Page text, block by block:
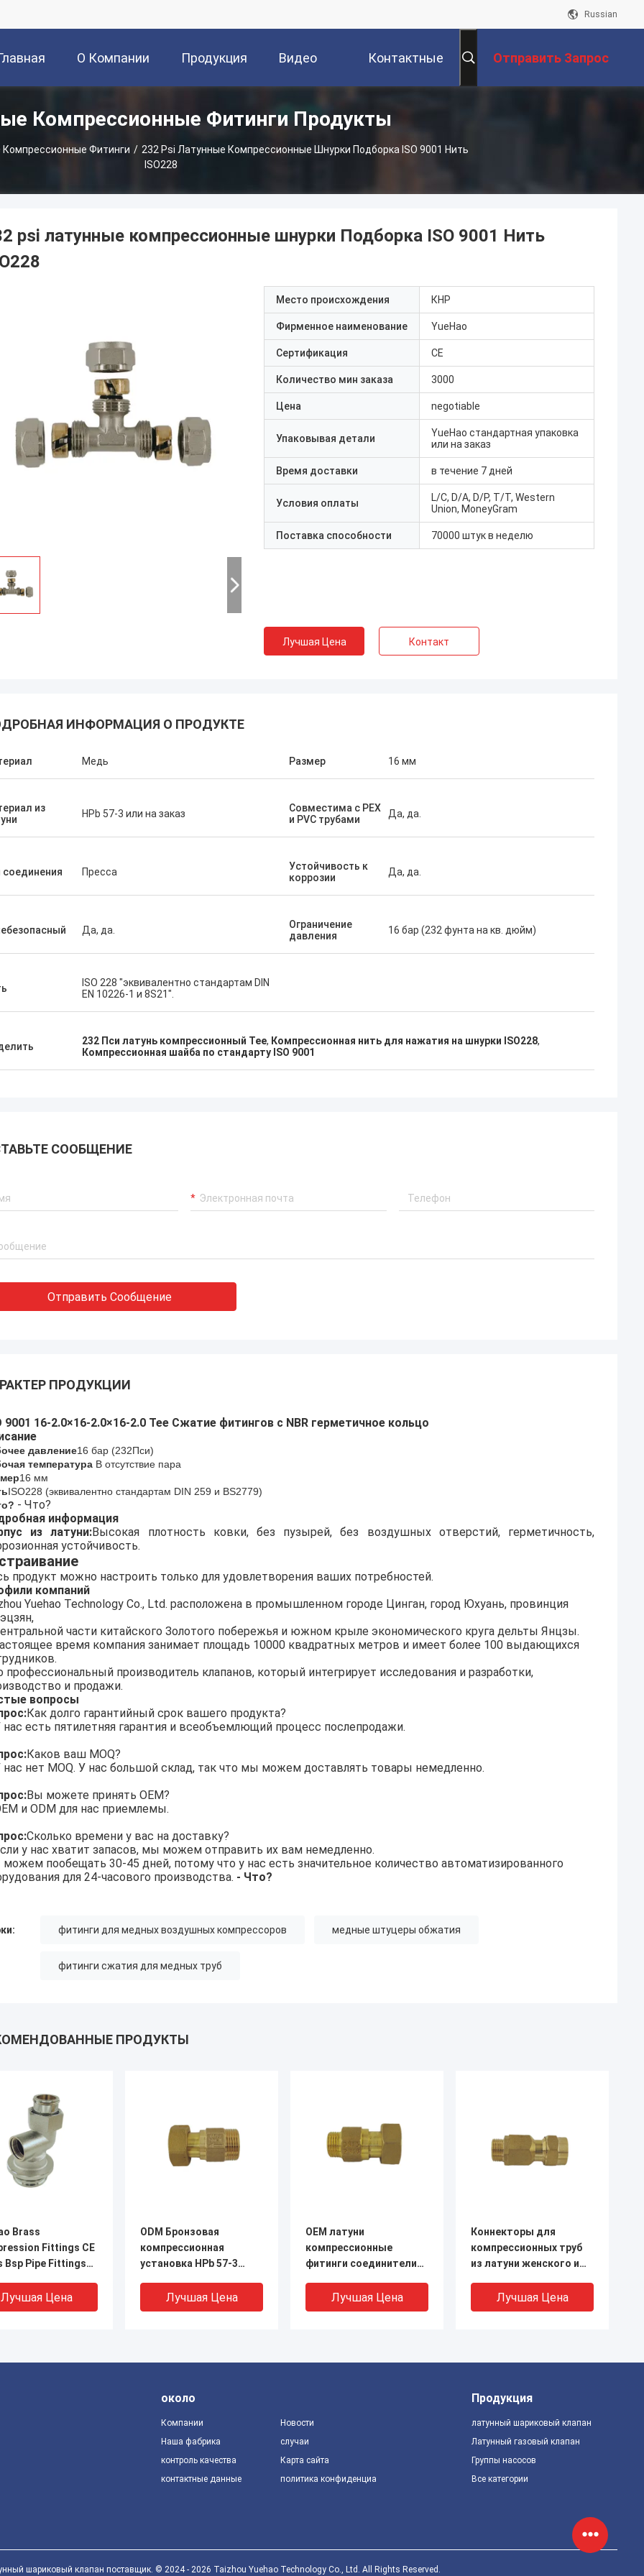
Russian
О Компании Продукция Видео Контактные Отправить Запрос
Компрессионные Фитинги Продукты
Компрессионные Фитинги / 232 Psi Латунные Компрессионные Шнурки Подборка ISO 9001 Нить
ISO228
psi латунные компрессионные шнурки Подборка ISO 9001 Нить
Место происхождения КНР
Фирменное наименование YueHao
Сертификация CE
Количество мин заказа 3000
Цена negotiable
Упаковывая детали
YueHao стандартная упаковка
или на заказ
Время доставки в течение 7 дней
Условия оплаты
L/C, D/A, D/P, T/T, Western
Union, MoneyGram
Поставка способности 70000 штук в неделю
Лучшая Цена Контакт
ИНФОРМАЦИЯ О ПРОДУКТЕ
Медь Размер 16 мм
из
HPb 57-3 или на заказ
Совместима с PEX
и PVC трубами
Да, да.
соединения Пресса
Устойчивость к
коррозии
Да, да.
Да, да.
Ограничение
давления
16 бар (232 фунта на кв. дюйм)
ISO 228 "эквивалентно стандартам DIN
EN 10226-1 и 8S21".
232 Пси латунь компрессионный Tee, Компрессионная нить для нажатия на шнурки ISO228,
Компрессионная шайба по стандарту ISO 9001
СООБЩЕНИЕ
Отправить Сообщение
ПРОДУКЦИИ
9001 16-2.0×16-2.0×16-2.0 Tee Сжатие фитингов с NBR герметичное кольцо
давление16 бар (232Пси)
температура В отсутствие пара
16 мм
ISO228 (эквивалентно стандартам DIN 259 и BS2779)
- Что?
информация
из латуни:Высокая плотность ковки, без пузырей, без воздушных отверстий, герметичность,
устойчивость.
продукт можно настроить только для удовлетворения ваших потребностей.
компаний
Yuehao Technology Co., Ltd. расположена в промышленном городе Цинган, город Юхуань, провинция
части китайского Золотого побережья и южном крыле экономического круга дельты Янцзы.
время компания занимает площадь 10000 квадратных метров и имеет более 100 выдающихся
профессиональный производитель клапанов, который интегрирует исследования и разработки,
и продажи.
вопросы
Как долго гарантийный срок вашего продукта?
нас есть пятилетняя гарантия и всеобъемлющий процесс послепродажи.
Каков ваш MOQ?
нас нет MOQ. У нас большой склад, так что мы можем доставлять товары немедленно.
Вы можете принять OEM?
и ODM для нас приемлемы.
Сколько времени у вас на доставку?
у нас хватит запасов, мы можем отправить их вам немедленно.
пообещать 30-45 дней, потому что у нас есть значительное количество автоматизированного
для 24-часового производства. - Что?
фитинги для медных воздушных компрессоров медные штуцеры обжатия
фитинги сжатия для медных труб
ПРОДУКТЫ
Brass
Fittings CE
Bsp Pipe Fittings
Лучшая Цена
ODM Бронзовая
компрессионная
установка HPb 57-3
Лучшая Цена
OEM латуни
компрессионные
фитинги соединители
Лучшая Цена
Коннекторы для
компрессионных труб
из латуни женского и
Лучшая Цена
Лучшая Цена Лучшая Цена Лучшая Цена
фитинги 1/4 дюйма - 2
около
Компании
Наша фабрика
контроль качества
контактные данные
Новости
случаи
Карта сайта
политика конфиденциальности
Продукция
латунный шариковый клапан
Латунный газовый клапан
Группы насосов
Все категории
шариковый клапан поставщик. © 2024 - 2026 Taizhou Yuehao Technology Co., Ltd. All Rights Reserved.